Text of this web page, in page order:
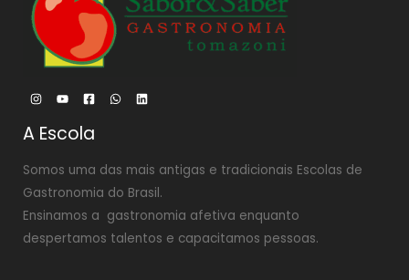
A Escola
Somos uma das mais antigas e tradicionais Escolas de
Gastronomia do Brasil.
Ensinamos a gastronomia afetiva enquanto
despertamos talentos e capacitamos pessoas.